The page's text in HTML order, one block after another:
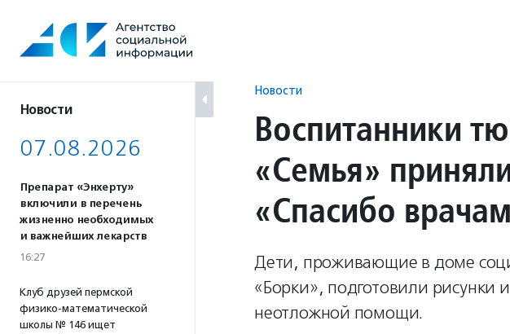
содержанию
Новости
07.08.2026
Препарат «Энхерту»
включили в перечень
жизненно необходимых
и важнейших лекарств
16:27
Клуб друзей пермской
физико-математической
школы № 146 ищет
Новости
Воспитанники
«Семья»
«Спасибо
Дети, проживающие в доме
«Борки», подготовили рисунки
неотложной помощи.